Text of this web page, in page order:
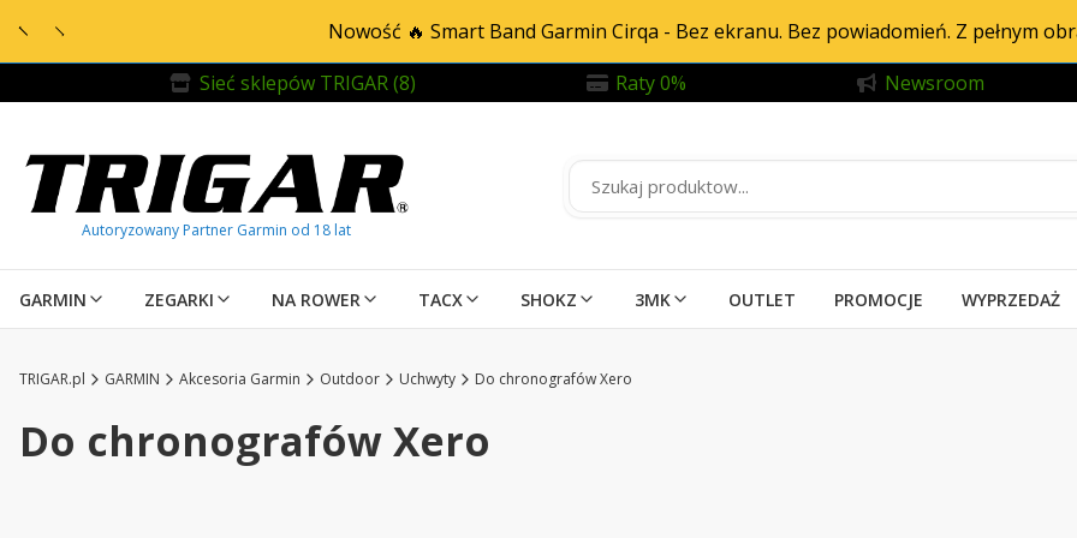
Nowość 🔥 Smart Band Garmin Cirqa - Bez ekranu. Bez powiadomień. Z pełnym
Sieć sklepów TRIGAR (8)
Raty 0% Newsroom
GARMIN ZEGARKI NA ROWER TACX SHOKZ 3MK OUTLET PROMOCJE WYPRZEDAŻ
TRIGAR.pl GARMIN Akcesoria Garmin Outdoor Uchwyty Do chronografów Xero
Do chronografów Xero